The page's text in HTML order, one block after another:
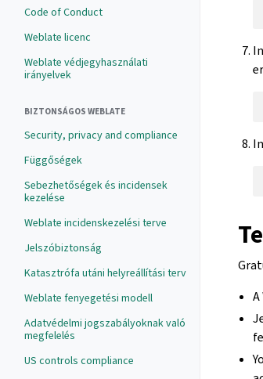
Code of Conduct
Weblate licenc
Weblate védjegyhasználati
irányelvek
BIZTONSÁGOS WEBLATE
Security, privacy and compliance
Függőségek
Sebezhetőségek és incidensek
kezelése
Weblate incidenskezelési terve
Jelszóbiztonság
Katasztrófa utáni helyreállítási terv
Weblate fenyegetési modell
Adatvédelmi jogszabályoknak való
megfelelés
US controls compliance